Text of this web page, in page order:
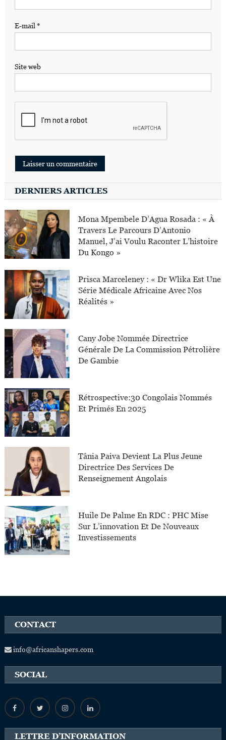
E-mail *
Site web
DERNIERS ARTICLES
Mona Mpembele D’Agua Rosada : « À
Travers Le Parcours D’Antonio
Manuel, J’ai Voulu Raconter L’histoire
Du Kongo »
Prisca Marceleney : « Dr Wlika Est Une
Série Médicale Africaine Avec Nos
Réalités »
Cany Jobe Nommée Directrice
Générale De La Commission Pétrolière
De Gambie
Rétrospective:30 Congolais Nommés
Et Primés En 2025
Tânia Paiva Devient La Plus Jeune
Directrice Des Services De
Renseignement Angolais
Huile De Palme En RDC : PHC Mise
Sur L’innovation Et De Nouveaux
Investissements
CONTACT
info@africanshapers.com
SOCIAL
LETTRE D’INFORMATION